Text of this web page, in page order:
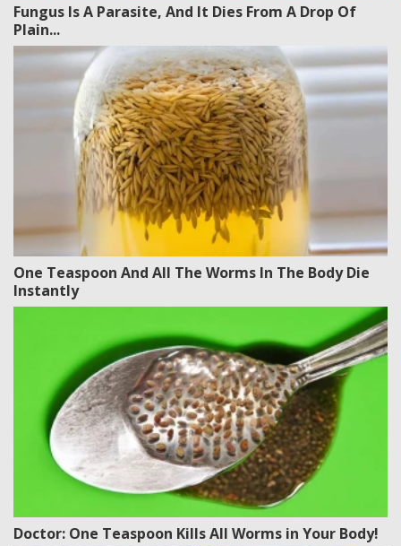
Fungus Is A Parasite, And It Dies From A Drop Of
Plain...
One Teaspoon And All The Worms In The Body Die
Instantly
Doctor: One Teaspoon Kills All Worms in Your Body!